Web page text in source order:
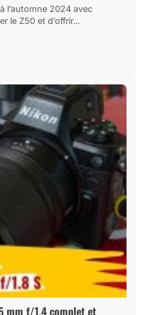
l’automne 2024 avec
le Z50 et d’offrir...
mm f/1.4 complet et